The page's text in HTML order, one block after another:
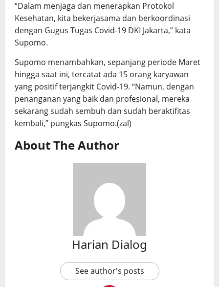
“Dalam menjaga dan menerapkan Protokol
Kesehatan, kita bekerjasama dan berkoordinasi
dengan Gugus Tugas Covid-19 DKI Jakarta,” kata
Supomo.
Supomo menambahkan, sepanjang periode Maret
hingga saat ini, tercatat ada 15 orang karyawan
yang positif terjangkit Covid-19. “Namun, dengan
penanganan yang baik dan profesional, mereka
sekarang sudah sembuh dan sudah beraktifitas
kembali,” pungkas Supomo.(zal)
About The Author
Harian Dialog
See author's posts